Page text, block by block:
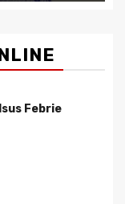
Febrie